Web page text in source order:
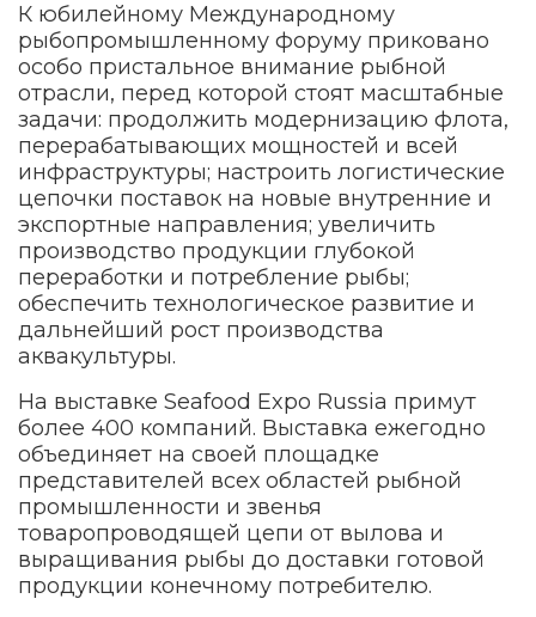
К юбилейному Международному
рыбопромышленному форуму приковано
особо пристальное внимание рыбной
отрасли, перед которой стоят масштабные
задачи: продолжить модернизацию флота,
перерабатывающих мощностей и всей
инфраструктуры; настроить логистические
цепочки поставок на новые внутренние и
экспортные направления; увеличить
производство продукции глубокой
переработки и потребление рыбы;
обеспечить технологическое развитие и
дальнейший рост производства
аквакультуры.
На выставке Seafood Expo Russia примут
более 400 компаний. Выставка ежегодно
объединяет на своей площадке
представителей всех областей рыбной
промышленности и звенья
товаропроводящей цепи от вылова и
выращивания рыбы до доставки готовой
продукции конечному потребителю.